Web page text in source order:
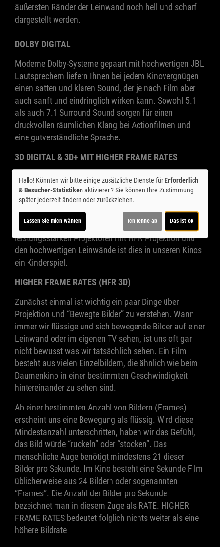
äußersten Ränder der Leinwand noch hell und scharf
dargestellt werden.
DOLBY DIGITAL
Moderne Dolby-Systeme gepaart mit hochwertigen JBL
Lautsprechern liefern Ihnen bei jedem Kinovergnügen
einen satten und klaren Sound, der je nach Film aber
auch sanft und eindringlich wirken kann. Sowohl 5.1
als auch 7.1 Surround Sound sorgen für einen
druckvollen räumlichen Klang bei Actionfilmen und
eine gutverständliche Sprache.
3D DIGITAL & 3D+ MIT HIGHER FRAME RATES
Drei unserer Säle sind mit modernsten und
ultraschnellen 3D Systemen ausgestattet, die ein
angenehmes, augenfreundliches und beeindruckendes
3D Erlebnis ermöglichen. Speziell bei 3D Filmen ist die
Bildhelligkeit von entscheidender Bedeutung. Dank der
leistungsstarken Projektoren mit HFR Projektion und
den hochwertigen Leinwände ist dies in unseren Kinos
ein Kinderspiel.
HIGHER FRAME RATES (HFR 3D)
Zunächst einmal ist wichtig ein paar Dinge über
Projektion und “Bewegte Bilder” zu verstehen. Wann
immer wir flüssige und sich bewegende Bilder auf einer
Leinwand oder im eigenen TV sehen, ist uns oft gar
nicht bewusst was wir tatsächlich sehen. Ein Film
besteht aus vielen Einzelbildern, die ähnlich wie beim
Daumenkino in einer bestimmten Geschwindigkeit
hintereinander zu sehen sind.
Ab einer bestimmten Anzahl von Bildern (Frames)
erscheint uns eine Bewegung als flüssig. Wird diese
Mindestanzahl unterschritten, haben wir das Gefühl,
das Bild würde “ruckeln” oder “stocken”. Das
menschliche Auge benötigt mindestens 21 dieser
Bilder pro Sekunde. Im Kino besteht eine Sekunde Film
üblicherweise aus 24 Bildern oder sogenannten
“Frames”. Die Anzahl der Bilder pro Sekunde
bezeichnet man in diesem Zuge als RATE. HIGHER
FRAME RATES bedeutet folglich nichts weiter als eine
höhere Bildrate
Hallo! Könnten wir bitte einige zusätzliche Dienste fürErforderlich
& Besucher-Statistikenaktivieren? Sie können Ihre Zustimmung
später jederzeit ändern oder zurückziehen.
Lassen Sie mich wählen Ich lehne ab Das ist ok